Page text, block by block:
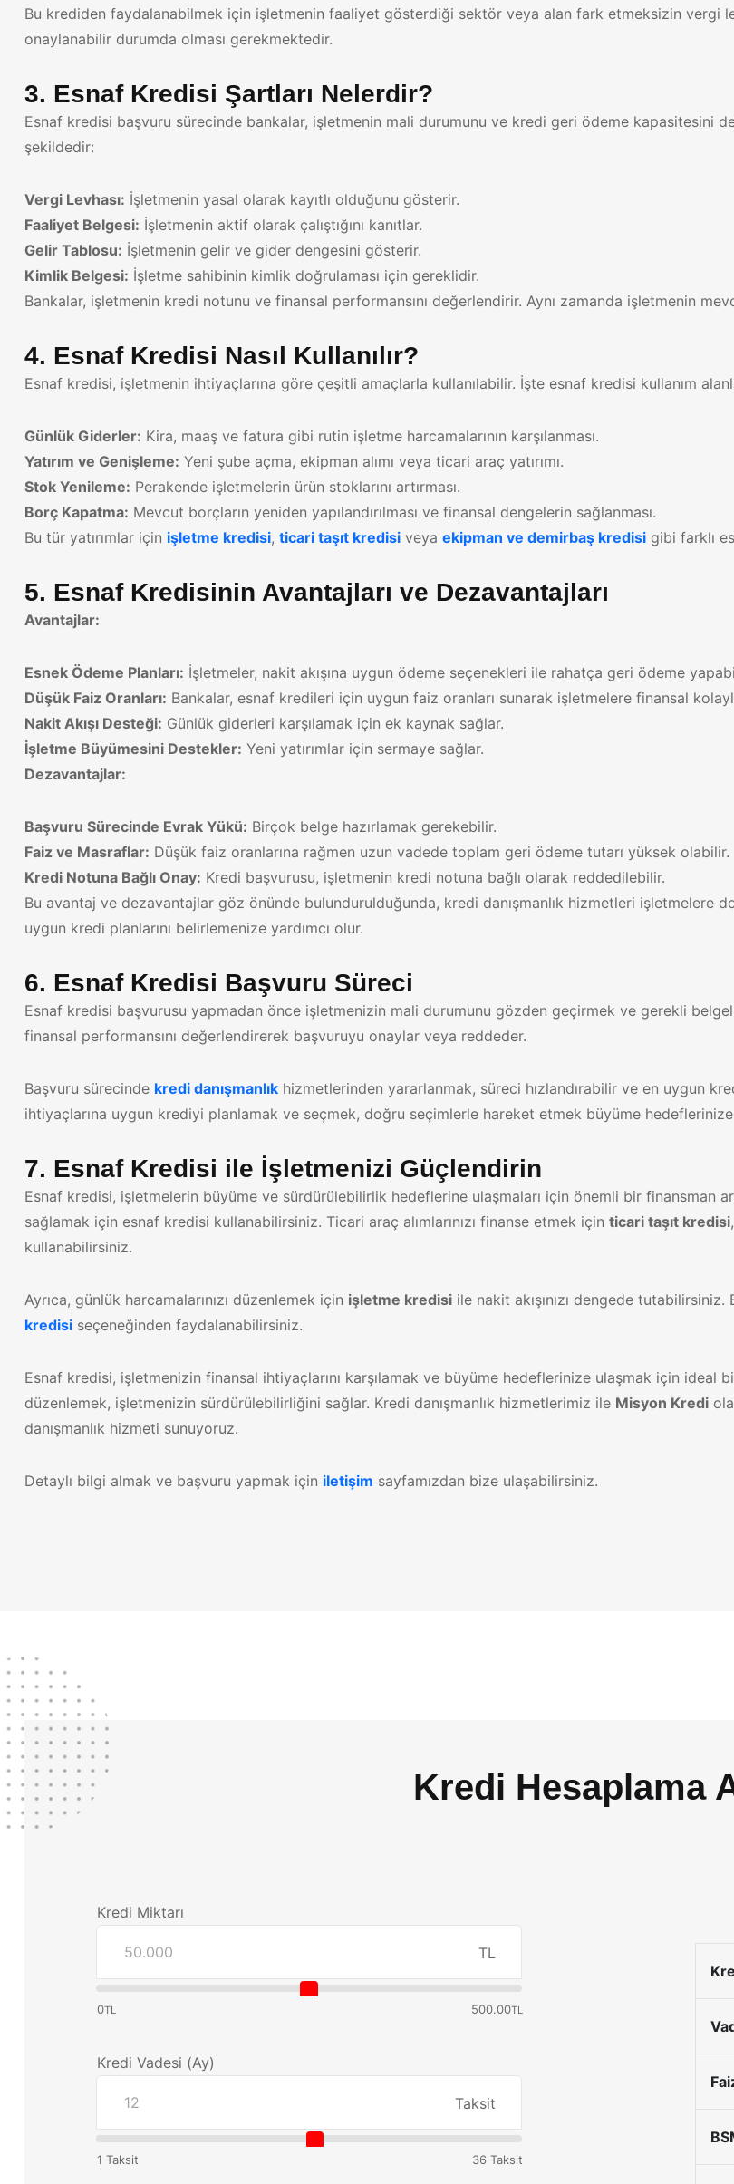
Bu krediden faydalanabilmek için işletmenin faaliyet gösterdiği sektör veya alan fark etmeksizin vergi
onaylanabilir durumda olması gerekmektedir.
3. Esnaf Kredisi Şartları Nelerdir?
Esnaf kredisi başvuru sürecinde bankalar, işletmenin mali durumunu ve kredi geri ödeme kapasitesini
şekildedir:
Vergi Levhası: İşletmenin yasal olarak kayıtlı olduğunu gösterir.
Faaliyet Belgesi: İşletmenin aktif olarak çalıştığını kanıtlar.
Gelir Tablosu: İşletmenin gelir ve gider dengesini gösterir.
Kimlik Belgesi: İşletme sahibinin kimlik doğrulaması için gereklidir.
Bankalar, işletmenin kredi notunu ve finansal performansını değerlendirir. Aynı zamanda işletmenin
4. Esnaf Kredisi Nasıl Kullanılır?
Esnaf kredisi, işletmenin ihtiyaçlarına göre çeşitli amaçlarla kullanılabilir. İşte esnaf kredisi kullanım
Günlük Giderler: Kira, maaş ve fatura gibi rutin işletme harcamalarının karşılanması.
Yatırım ve Genişleme: Yeni şube açma, ekipman alımı veya ticari araç yatırımı.
Stok Yenileme: Perakende işletmelerin ürün stoklarını artırması.
Borç Kapatma: Mevcut borçların yeniden yapılandırılması ve finansal dengelerin sağlanması.
Bu tür yatırımlar için işletme kredisi, ticari taşıt kredisi veya ekipman ve demirbaş kredisi gibi farklı
5. Esnaf Kredisinin Avantajları ve Dezavantajları
Avantajlar:
Esnek Ödeme Planları: İşletmeler, nakit akışına uygun ödeme seçenekleri ile rahatça geri ödeme
Düşük Faiz Oranları: Bankalar, esnaf kredileri için uygun faiz oranları sunarak işletmelere finansal
Nakit Akışı Desteği: Günlük giderleri karşılamak için ek kaynak sağlar.
İşletme Büyümesini Destekler: Yeni yatırımlar için sermaye sağlar.
Dezavantajlar:
Başvuru Sürecinde Evrak Yükü: Birçok belge hazırlamak gerekebilir.
Faiz ve Masraflar: Düşük faiz oranlarına rağmen uzun vadede toplam geri ödeme tutarı yüksek olabilir.
Kredi Notuna Bağlı Onay: Kredi başvurusu, işletmenin kredi notuna bağlı olarak reddedilebilir.
Bu avantaj ve dezavantajlar göz önünde bulundurulduğunda, kredi danışmanlık hizmetleri işletmelere
uygun kredi planlarını belirlemenize yardımcı olur.
6. Esnaf Kredisi Başvuru Süreci
Esnaf kredisi başvurusu yapmadan önce işletmenizin mali durumunu gözden geçirmek ve gerekli
finansal performansını değerlendirerek başvuruyu onaylar veya reddeder.
Başvuru sürecinde kredi danışmanlık hizmetlerinden yararlanmak, süreci hızlandırabilir ve en uygun
ihtiyaçlarına uygun krediyi planlamak ve seçmek, doğru seçimlerle hareket etmek büyüme hedeflerinize
7. Esnaf Kredisi ile İşletmenizi Güçlendirin
Esnaf kredisi, işletmelerin büyüme ve sürdürülebilirlik hedeflerine ulaşmaları için önemli bir finansman
sağlamak için esnaf kredisi kullanabilirsiniz. Ticari araç alımlarınızı finanse etmek için ticari taşıt kredisi
kullanabilirsiniz.
Ayrıca, günlük harcamalarınızı düzenlemek için işletme kredisi ile nakit akışınızı dengede tutabilirsiniz.
kredisi seçeneğinden faydalanabilirsiniz.
Esnaf kredisi, işletmenizin finansal ihtiyaçlarını karşılamak ve büyüme hedeflerinize ulaşmak için ideal
düzenlemek, işletmenizin sürdürülebilirliğini sağlar. Kredi danışmanlık hizmetlerimiz ile Misyon Kredi
danışmanlık hizmeti sunuyoruz.
Detaylı bilgi almak ve başvuru yapmak için iletişim sayfamızdan bize ulaşabilirsiniz.
Kredi Hesaplama
Kredi Miktarı
TL
0TL 500.00TL
Kredi Vadesi (Ay)
Taksit
1 Taksit 36 Taksit